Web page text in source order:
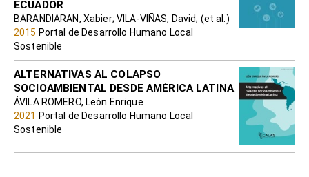
ECUADOR
BARANDIARAN, Xabier; VILA-VIÑAS, David; (et al.)
2015 Portal de Desarrollo Humano Local
Sostenible
ALTERNATIVAS AL COLAPSO
SOCIOAMBIENTAL DESDE AMÉRICA LATINA
ÁVILA ROMERO, León Enrique
2021 Portal de Desarrollo Humano Local
Sostenible